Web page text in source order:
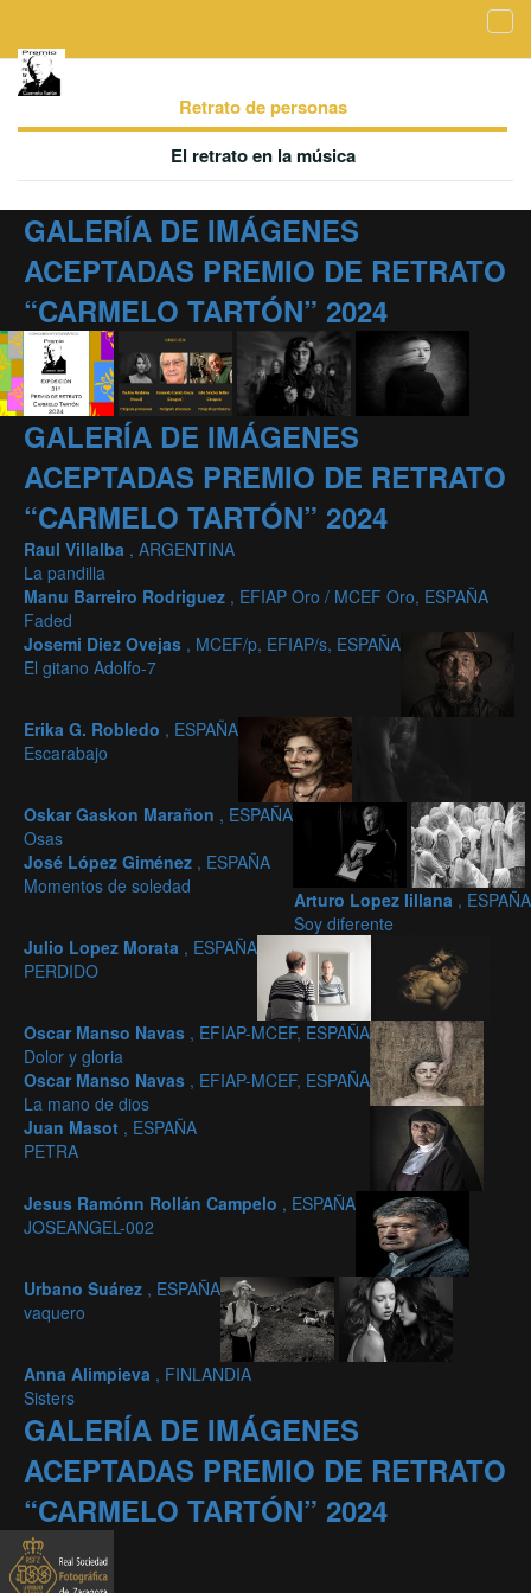
Retrato de personas
El retrato en la música
GALERÍA DE IMÁGENES
ACEPTADAS PREMIO DE RETRATO
“CARMELO TARTÓN” 2024
GALERÍA DE IMÁGENES
ACEPTADAS PREMIO DE RETRATO
“CARMELO TARTÓN” 2024
Raul Villalba , ARGENTINA
La pandilla
Manu Barreiro Rodriguez , EFIAP Oro / MCEF Oro, ESPAÑA
Faded
Josemi Diez Ovejas , MCEF/p, EFIAP/s, ESPAÑA
El gitano Adolfo-7
Erika G. Robledo , ESPAÑA
Escarabajo
Oskar Gaskon Marañon , ESPAÑA
Osas
José López Giménez , ESPAÑA
Momentos de soledad
Arturo Lopez Iillana , ESPAÑA
Soy diferente
Julio Lopez Morata , ESPAÑA
PERDIDO
Oscar Manso Navas , EFIAP-MCEF, ESPAÑA
Dolor y gloria
Oscar Manso Navas , EFIAP-MCEF, ESPAÑA
La mano de dios
Juan Masot , ESPAÑA
PETRA
Jesus Ramónn Rollán Campelo , ESPAÑA
JOSEANGEL-002
Urbano Suárez , ESPAÑA
vaquero
Anna Alimpieva , FINLANDIA
Sisters
GALERÍA DE IMÁGENES
ACEPTADAS PREMIO DE RETRATO
“CARMELO TARTÓN” 2024